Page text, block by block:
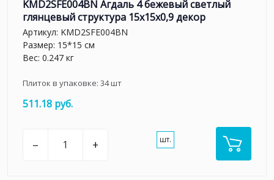
KMD2SFE004BN Агдаль 4 бежевый светлый
глянцевый структура 15x15x0,9 декор
Артикул: KMD2SFE004BN
Размер: 15*15 см
Вес: 0.247 кг
Плиток в упаковке: 34шт
511.18 руб.
– + шт.